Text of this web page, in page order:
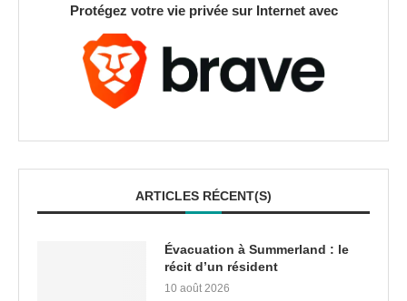
Protégez votre vie privée sur Internet avec
ARTICLES RÉCENT(S)
Évacuation à Summerland : le
récit d’un résident
10 août 2026